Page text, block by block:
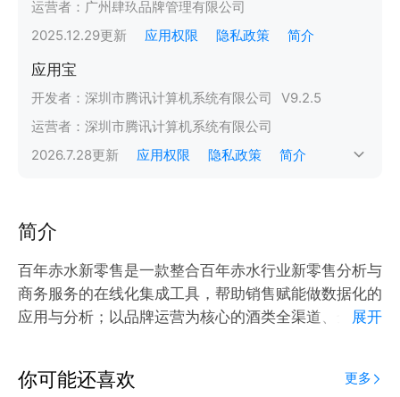
运营者： 广州肆玖品牌管理有限公司
2025.12.29更新 应用权限 隐私政策 简介
应用宝
开发者： 深圳市腾讯计算机系统有限公司 V9.2.5
运营者： 深圳市腾讯计算机系统有限公司
2026.7.28更新 应用权限 隐私政策 简介
简介
百年赤水新零售是一款整合百年赤水行业新零售分析与
商务服务的在线化集成工具，帮助销售赋能做数据化的
应用与分析；以品牌运营为核心的酒类全渠道、全品类
类酒类及相关消费品的销售，为购买商品提供电子商务
展开
你可能还喜欢 更多